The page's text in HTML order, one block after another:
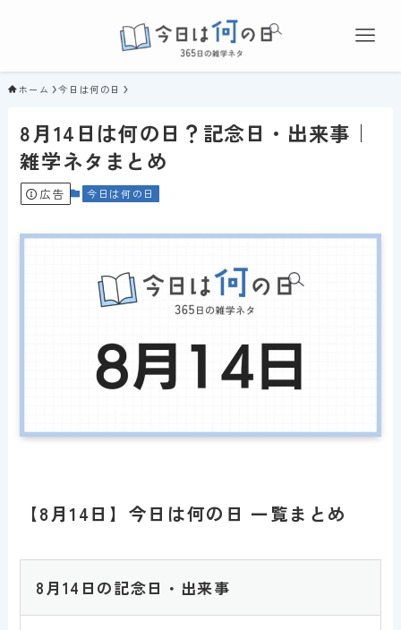
ホーム 今日は何の日
8月14日は何の日？記念日・出来事｜
雑学ネタまとめ
広告 今日は何の日
【8月14日】今日は何の日 一覧まとめ
8 月14日の記念日・出来事